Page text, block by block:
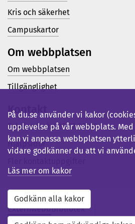
Kris och säkerhet
Campuskartor
Om webbplatsen
Om webbplatsen
Tillgänglighet
Kontakt
Telefon (vx): 023-77 80 00
Hjälpsidor
ExternwebbBibliotek
StudentwebbMedarbetarwebb
På du.se använder vi kakor
upplevelse på vår webbplats.
kan vi anpassa webbplatsen
vidare godkänner du att vi
Läs mer om kakor
Godkänn alla kakor